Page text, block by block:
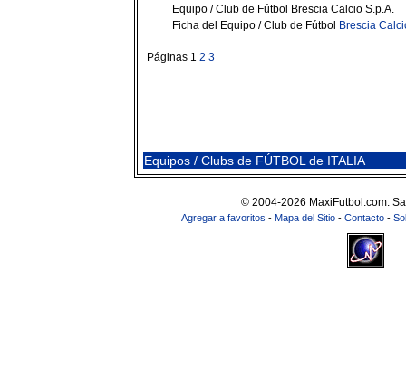
Equipo / Club de Fútbol Brescia Calcio S.p.A.
Ficha del Equipo / Club de Fútbol Brescia
Páginas 1 2 3
Equipos / Clubs de FÚTBOL de ITALIA
© 2004-2026 MaxiFutbol.com.
Agregar a favoritos - Mapa del Sitio - Contacto -